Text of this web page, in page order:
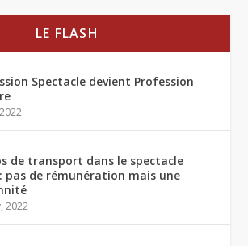
LE FLASH
Spectacle devient Profession
de transport dans le spectacle
pas de rémunération mais une
2022